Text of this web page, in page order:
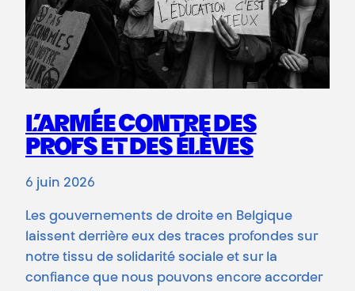
L’ARMÉE CONTRE DES
PROFS ET DES ÉLÈVES
6 juin 2026
Les gouvernements de droite en Belgique
laissent derrière eux des traces profondes sur
notre tissu de solidarité sociale et sur la
confiance que nous pouvons encore accorder